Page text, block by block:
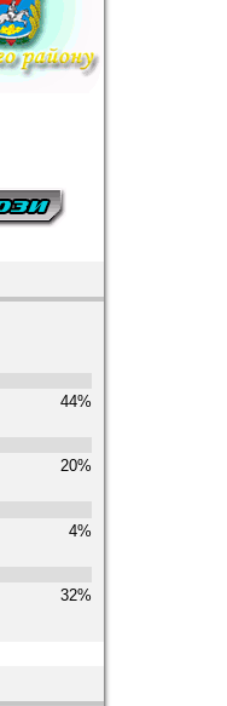
44%
20%
4%
32%